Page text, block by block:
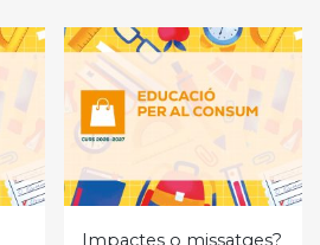
Impactes o missatges?